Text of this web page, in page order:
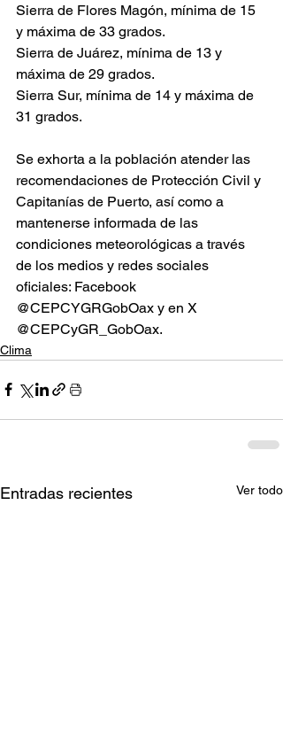
Sierra de Flores Magón, mínima de 15
y máxima de 33 grados.
Sierra de Juárez, mínima de 13 y
máxima de 29 grados.
Sierra Sur, mínima de 14 y máxima de
31 grados.
Se exhorta a la población atender las
recomendaciones de Protección Civil y
Capitanías de Puerto, así como a
mantenerse informada de las
condiciones meteorológicas a través
de los medios y redes sociales
oficiales: Facebook
@CEPCYGRGobOax y en X
@CEPCyGR_GobOax.
Clima
Entradas recientes Ver todo